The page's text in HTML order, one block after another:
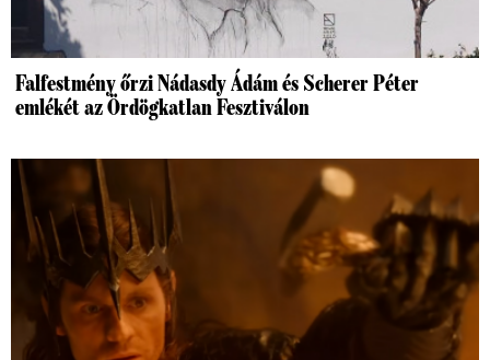
Falfestmény őrzi Nádasdy Ádám és Scherer Péter
emlékét az Ördögkatlan Fesztiválon